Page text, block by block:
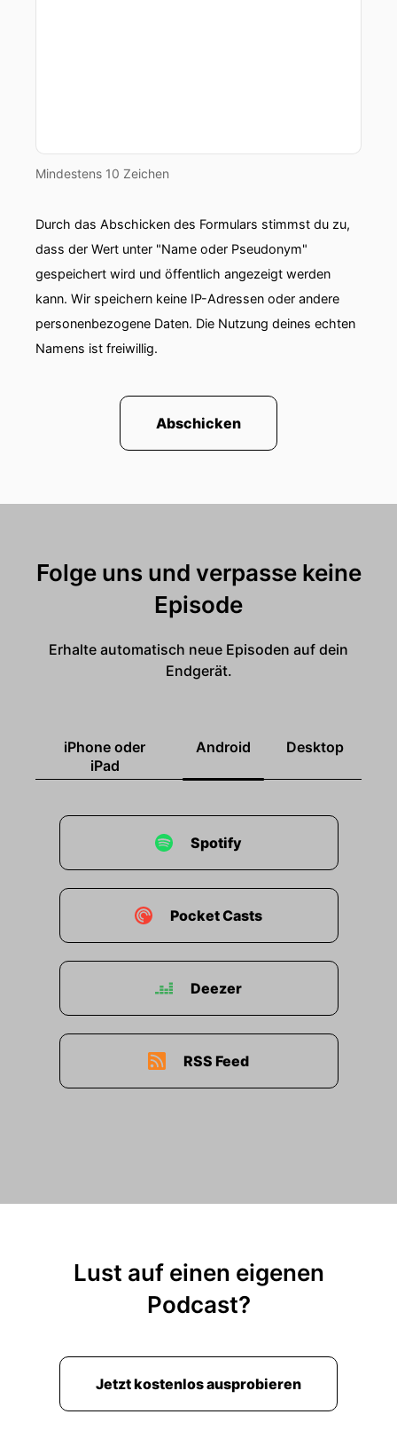
Mindestens 10 Zeichen
Durch das Abschicken des Formulars stimmst du zu,
dass der Wert unter "Name oder Pseudonym"
gespeichert wird und öffentlich angezeigt werden
kann. Wir speichern keine IP-Adressen oder andere
personenbezogene Daten. Die Nutzung deines echten
Namens ist freiwillig.
Abschicken
Folge uns und verpasse keine
Episode
Erhalte automatisch neue Episoden auf dein
Endgerät.
iPhone oder
iPad
Android Desktop
Spotify
Pocket Casts
Deezer
RSS Feed
Lust auf einen eigenen
Podcast?
Jetzt kostenlos ausprobieren